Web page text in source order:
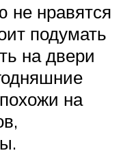
не нравятся
подумать
на двери
на